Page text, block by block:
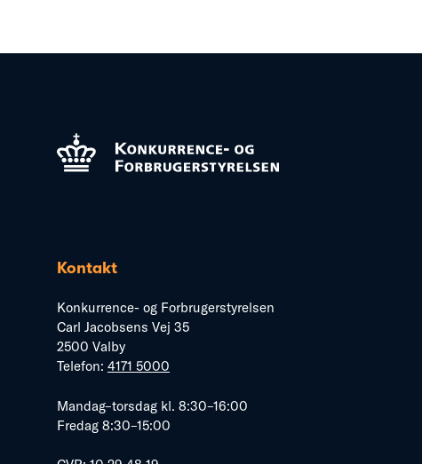
Kontakt
Konkurrence- og Forbrugerstyrelsen
Carl Jacobsens Vej 35
2500 Valby
Telefon: 4171 5000
Mandag–torsdag kl. 8:30–16:00
Fredag 8:30–15:00